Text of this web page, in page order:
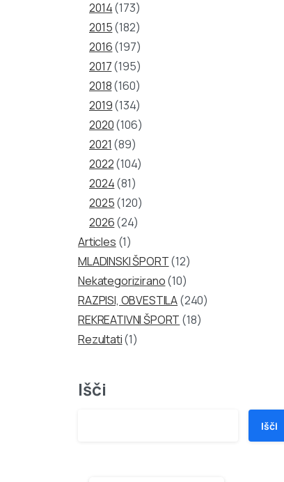
2014(173)
2015(182)
2016(197)
2017(195)
2018(160)
2019(134)
2020(106)
2021 (89)
2022(104)
2024(81)
2025(120)
2026(24)
Articles (1)
MLADINSKI ŠPORT(12)
Nekategorizirano(10)
RAZPISI, OBVESTILA(240)
REKREATIVNI ŠPORT (18)
Rezultati(1)
Išči
Išči